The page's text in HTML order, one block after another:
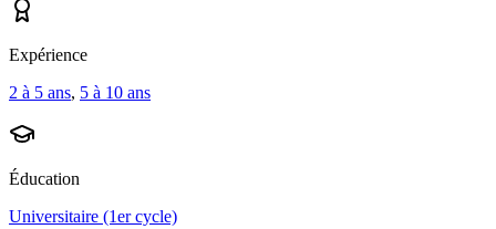
Expérience
2 à 5 ans, 5 à 10 ans
Éducation
Universitaire (1er cycle)